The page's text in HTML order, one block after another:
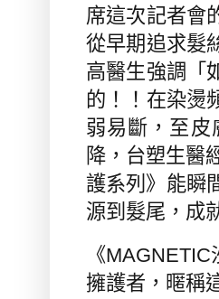
席這次記者會
從早期追求髮
高醫生強調「
的！！在染燙
弱易斷，至皮
降，台塑生醫
護系列 》 能瞬
源到髮尾，成
《MAGNETIC
擁護者， 暱稱